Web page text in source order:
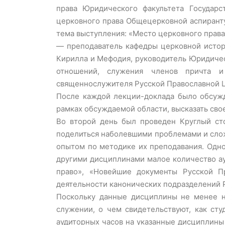
права Юридического факультета
церковного права Общецерковной
тема выступления: «Место церковного
— преподаватель кафедры церковной
Кирилла и Мефодия, руководитель
отношений, служения членов причта и
священнослужителя Русской Православной
После каждой лекции-доклада было
рамках обсуждаемой области, высказать
Во второй день был проведен Круглый
поделиться наболевшими проблемами и
опытом по методике их преподавания.
другими дисциплинами малое количество
право», «Новейшие документы Русской
деятельности канонических
Поскольку данные дисциплины не менее
служении, о чем свидетельствуют, как
аудиторных часов на указанные